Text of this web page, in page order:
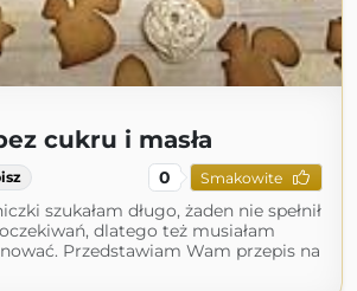
cukru i masła
0 Smakowite
szukałam długo, żaden nie spełnił
dlatego też musiałam
Przedstawiam Wam przepis na